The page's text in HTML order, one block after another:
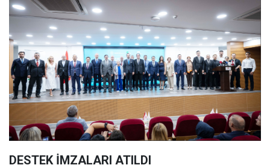
DESTEK İMZALARI ATILDI